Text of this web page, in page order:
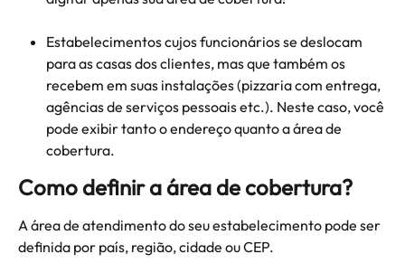
Estabelecimentos cujos funcionários se deslocam
para as casas dos clientes, mas que também os
recebem em suas instalações (pizzaria com entrega,
agências de serviços pessoais etc.). Neste caso, você
pode exibir tanto o endereço quanto a área de
cobertura.
Como definir a área de cobertura?
A área de atendimento do seu estabelecimento pode ser
definida por país, região, cidade ou CEP.